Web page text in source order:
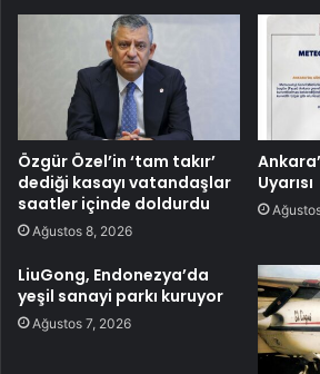
Özgür Özel’in ‘tam takır’
dediği kasayı vatandaşlar
saatler içinde doldurdu
Ağustos 8, 2026
Uyarısı
LiuGong, Endonezya’da
yeşil sanayi parkı kuruyor
Ağustos 7, 2026